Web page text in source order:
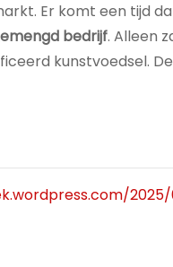
Er komt een tijd
bedrijf. Alleen
kunstvoedsel.